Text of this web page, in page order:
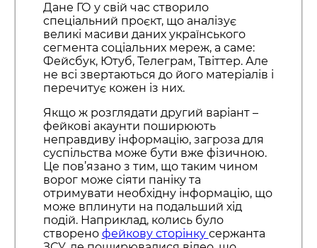
Дане ГО у свій час створило
спеціальний проєкт, що аналізує
великі масиви даних українського
сегмента соціальних мереж, а саме:
Фейсбук, Ютуб, Телеграм, Твіттер. Але
не всі звертаються до його матеріалів і
перечитує кожен із них.
Якщо ж розглядати другий варіант –
фейкові акаунти поширюють
неправдиву інформацію, загроза для
суспільства може бути вже фізичною.
Це пов’язано з тим, що таким чином
ворог може сіяти паніку та
отримувати необхідну інформацію, що
може вплинути на подальший хід
подій. Наприклад, колись було
створено фейкову сторінку сержанта